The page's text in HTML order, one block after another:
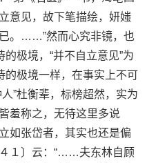
意见，故下笔描绘，妍媸
。……”然而心究非镜，也
极境，“并不自立意见”为
的极境一样，在事实上不可
”杜衡辈，标榜超然，实为
羞称之，无待这里多说
如张岱者，其实也还是偏
１〕云：“……夫东林自顾